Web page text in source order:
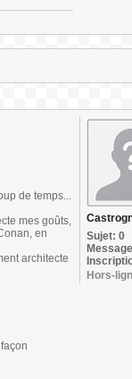
de temps...
mes goûts,
en
architecte
Sujet: 0
Hors-